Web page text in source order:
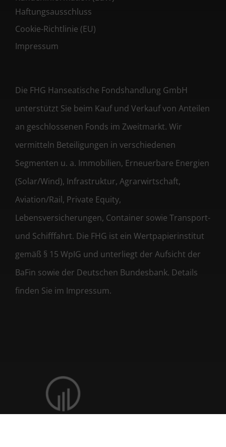
Haftungsausschluss
Cookie-Richtlinie (EU)
Impressum
Die FHG Hanseatische Fondshandlung GmbH
unterstützt Sie beim Kauf und Verkauf von Anteilen
an geschlossenen Fonds im Zweitmarkt. Wir
vermitteln Beteiligungen in verschiedenen
Segmenten u. a. Immobilien, Erneuerbare Energien
(Solar/Wind), Infrastruktur, Agrarwirtschaft,
Aviation/Rail, Private Equity,
Lebensversicherungen, Container sowie Transport-
und Schifffahrt. Die FHG ist ein Wertpapierinstitut
gemäß § 15 WpIG und unterliegt der Aufsicht der
BaFin sowie der Deutschen Bundesbank. Details
finden Sie im Impressum.